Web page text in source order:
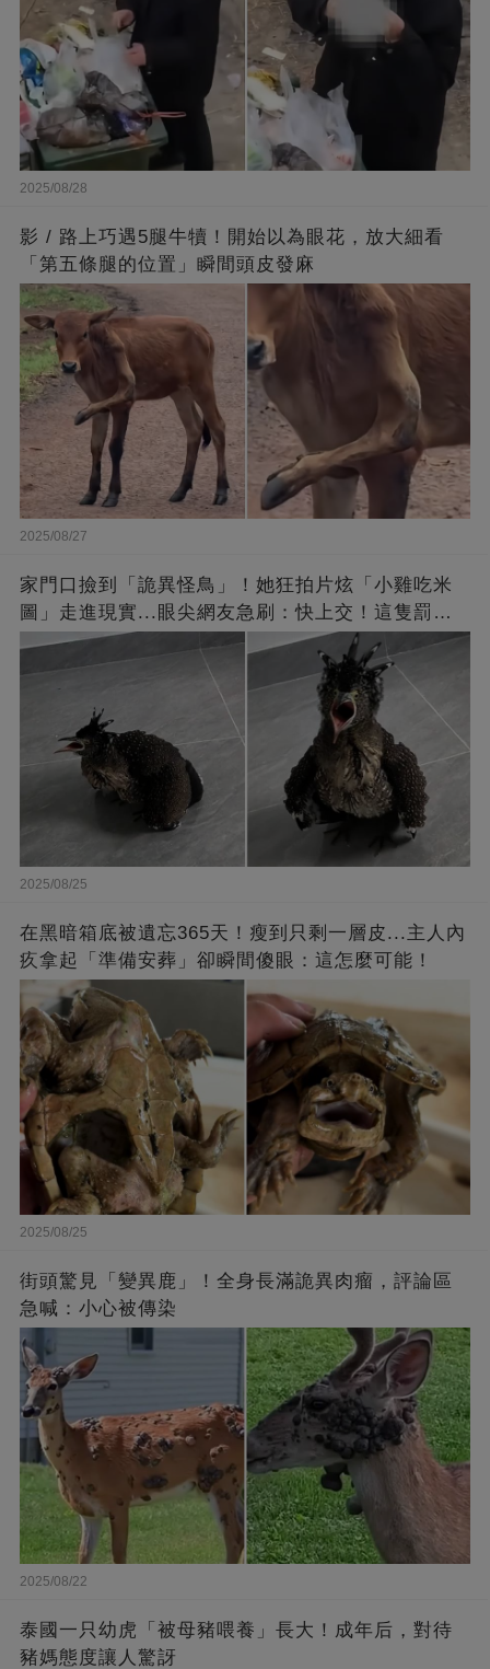
2025/08/28
影 / 路上巧遇5腿牛犢！開始以為眼花，放大細看
「第五條腿的位置」瞬間頭皮發麻
2025/08/27
家門口撿到「詭異怪鳥」！她狂拍片炫「小雞吃米
圖」走進現實...眼尖網友急刷：快上交！這隻罰很
2025/08/25
在黑暗箱底被遺忘365天！瘦到只剩一層皮...主人內
疚拿起「準備安葬」卻瞬間傻眼：這怎麼可能！
2025/08/25
街頭驚見「變異鹿」！全身長滿詭異肉瘤，評論區
急喊：小心被傳染
2025/08/22
泰國一只幼虎「被母豬喂養」長大！成年后，對待
豬媽態度讓人驚訝